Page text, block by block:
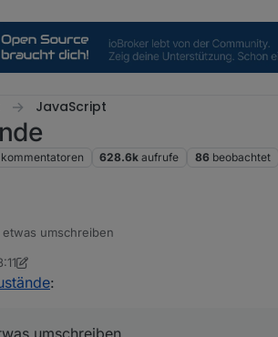
JavaScript
kommentatoren 628.6k aufrufe 86 beobachtet
umschreiben
Okt. 2020, 19:14
:
umschreiben